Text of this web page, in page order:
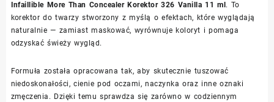
Infaillible More Than Concealer Korektor 326 Vanilla 11 ml . To
korektor do twarzy stworzony z myślą o efektach, które wyglądają
naturalnie — zamiast maskować, wyrównuje koloryt i pomaga
odzyskać świeży wygląd.
Formuła została opracowana tak, aby skutecznie tuszować
niedoskonałości, cienie pod oczami, naczynka oraz inne oznaki
zmęczenia. Dzięki temu sprawdza się zarówno w codziennym